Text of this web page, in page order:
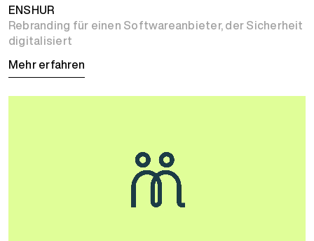
ENSHUR
Rebranding für einen Softwareanbieter, der Sicherheit
digitalisiert
Mehr erfahren